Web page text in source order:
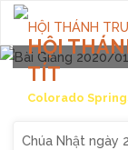
HỘI
TÍT
Colorado
HomeBài Giảng
Chúa Nhật ngày